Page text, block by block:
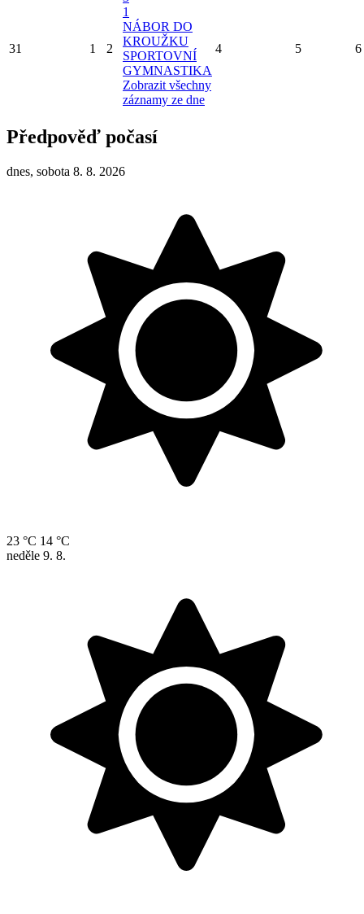
31 1 2
1
NÁBOR DO
KROUŽKU
SPORTOVNÍ
GYMNASTIKA
Zobrazit všechny
záznamy ze dne
4 5 6
Předpověď počasí
dnes, sobota 8. 8. 2026
23 °C 14 °C
neděle 9. 8.